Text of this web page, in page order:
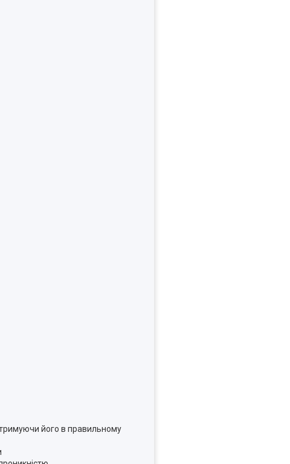
його в правильному